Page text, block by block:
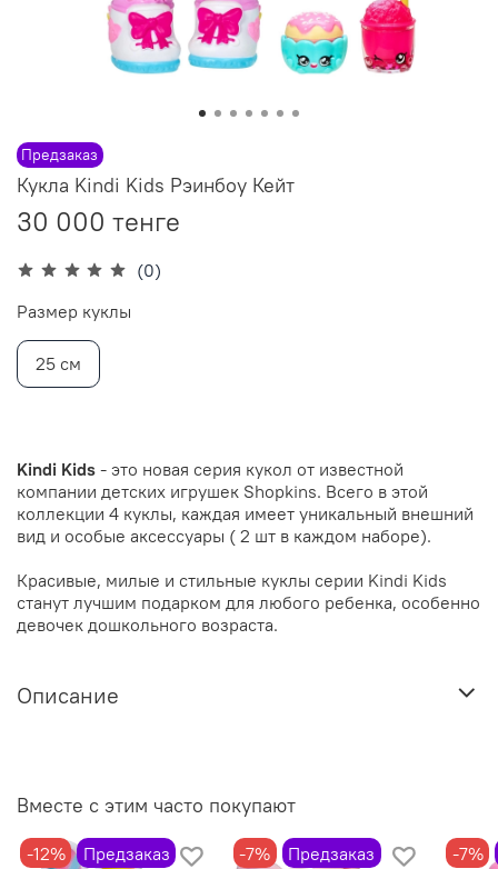
Предзаказ
(0)
Кукла Kindi Kids Рэинбоу Кейт
30 000 тенге
Размер куклы
25 см
Kindi Kids - это новая серия кукол от известной
компании детских игрушек Shopkins. Всего в этой
коллекции 4 куклы, каждая имеет уникальный внешний
вид и особые аксессуары ( 2 шт в каждом наборе).
Красивые, милые и стильные куклы серии Kindi Kids
станут лучшим подарком для любого ребенка, особенно
девочек дошкольного возраста.
Описание
Вместе с этим часто покупают
-12% Предзаказ -7% Предзаказ -7%